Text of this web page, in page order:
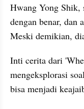
Hwang Yong Shik,
dengan benar, dan
Meski demikian,
Inti cerita dari
mengeksplorasi
bisa menjadi